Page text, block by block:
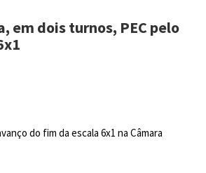
em dois turnos, PEC pelo